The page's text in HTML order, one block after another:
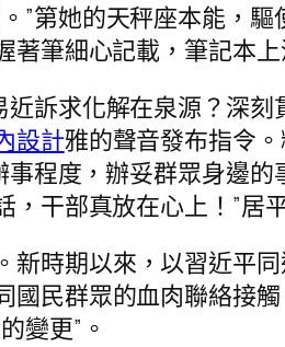
”第她的天秤座本能，
筆細心記載，筆記本
訴求化解在泉源？深
設計雅的聲音發布指令
程度，辦妥群眾身邊
干部真放在心上！”居
新時期以來，以習近平
民群眾的血肉聯絡接
變更”。